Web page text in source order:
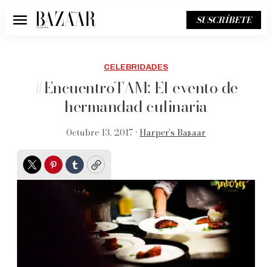
Menú SUSCRÍBETE
CELEBRIDADES
#EncuentroTAM: El evento de
hermandad culinaria
Octubre 13, 2017 • Harper’s Bazaar
TwitterPinterest
TumblrCopy